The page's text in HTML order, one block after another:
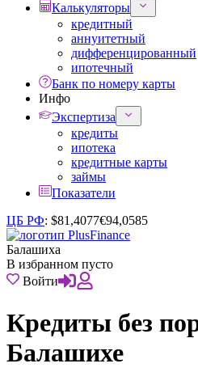
Калькуляторы
кредитный
аннуитетный
дифференцированный
ипотечный
Банк по номеру карты
Инфо
Экспертиза
кредиты
ипотека
кредитные карты
займы
Показатели
ЦБ РФ: $81,4077€94,0585
Балашиха
В избранном пусто
Войти
Кредиты без
Балашихе